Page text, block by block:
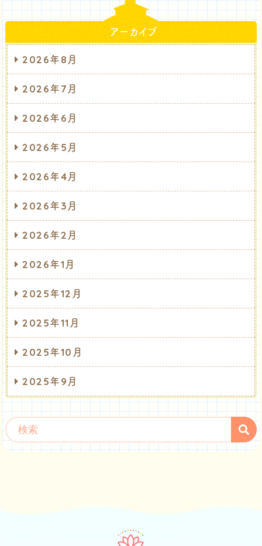
アーカイブ
2026年8月
2026年7月
2026年6月
2026年5月
2026年4月
2026年3月
2026年2月
2026年1月
2025年12月
2025年11月
2025年10月
2025年9月